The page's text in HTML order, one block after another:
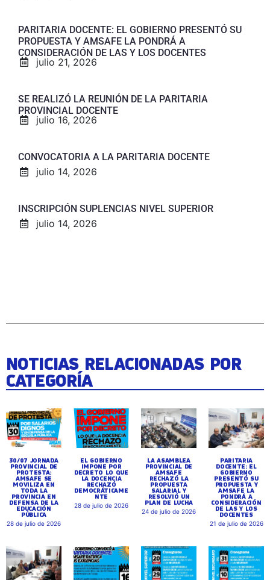
PARITARIA DOCENTE: EL GOBIERNO PRESENTÓ SU
PROPUESTA Y AMSAFE LA PONDRÁ A
CONSIDERACIÓN DE LAS Y LOS DOCENTES
julio 21, 2026
SE REALIZÓ LA REUNIÓN DE LA PARITARIA
PROVINCIAL DOCENTE
julio 16, 2026
CONVOCATORIA A LA PARITARIA DOCENTE
julio 14, 2026
INSCRIPCIÓN SUPLENCIAS NIVEL SUPERIOR
julio 14, 2026
NOTICIAS RELACIONADAS POR
CATEGORÍA
30/07 JORNADA
PROVINCIAL DE
PROTESTA:
AMSAFE SE
MOVILIZA EN
TODA LA
PROVINCIA EN
DEFENSA DE LA
EDUCACIÓN
PÚBLICA
28 de julio de 2026
EL GOBIERNO
IMPONE POR
DECRETO LO QUE
LA DOCENCIA
RECHAZÓ
DEMOCRÁTICAME
NTE
28 de julio de 2026
LA ASAMBLEA
PROVINCIAL DE
AMSAFE
RECHAZÓ LA
PROPUESTA
SALARIAL Y
RESOLVIÓ UN
PLAN DE LUCHA
24 de julio de 2026
PARITARIA
DOCENTE: EL
GOBIERNO
PRESENTÓ SU
PROPUESTA Y
AMSAFE LA
PONDRÁ A
CONSIDERACIÓN
DE LAS Y LOS
DOCENTES
21 de julio de 2026